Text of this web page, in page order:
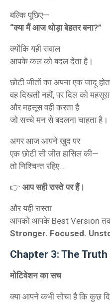
बल्कि पूछिए—
“क्या मैं आज थोड़ा बेहतर बना?”
क्योंकि यही सवाल
आपके कल को बदल देता है।
छोटी जीतों का अपना एक जादू
वह दिखती नहीं, पर दिल को महसूस
और महसूस वही करता है
जो सच्चे मन से बदलना चाहता है।
अगर आज आपने खुद पर
एक छोटी सी जीत हासिल की—
तो निश्चिन्त रहिए…
👉 आप सही रास्ते पर हैं।
और यही रास्ता
आपको आपके Best Version
Stronger. Focused.
Chapter 3: The
मोटिवेशन का सच
क्या आपने कभी सोचा है कि कुछ